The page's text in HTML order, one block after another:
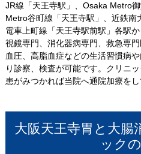
JR線「天王寺駅」、Osaka Metro
Metro谷町線「天王寺駅」、近鉄南
電車上町線「天王寺駅前駅」各駅
視鏡専門、消化器病専門、救急専
血圧、高脂血症などの生活習慣病
り診察、検査が可能です。クリニ
患がみつかれば当院へ通院加療を
大阪天王寺胃と大腸
ック